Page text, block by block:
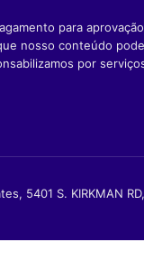
para
nosso conteúdo
por
5401 S. KIRKMAN